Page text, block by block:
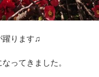
躍ります♫
ってきました。